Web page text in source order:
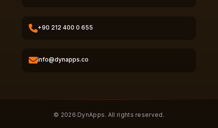
+90 212 400 0 655
info@dynapps.co
© 2026 DynApps. All rights reserved.